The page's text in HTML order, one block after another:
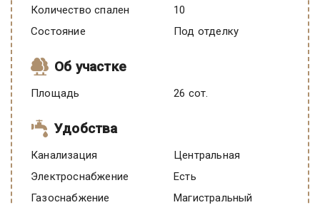
Количество спален
10
Состояние
под отделку
Об участке
Площадь 26 сот.
Удобства
Канализация
Центральная
Электроснабжение
есть
Газоснабжение
Магистральный